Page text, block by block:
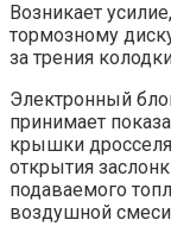
Возникает
тормозному
за трения
Электронный
принимает
крышки
открытия
подаваемого
воздушной смеси